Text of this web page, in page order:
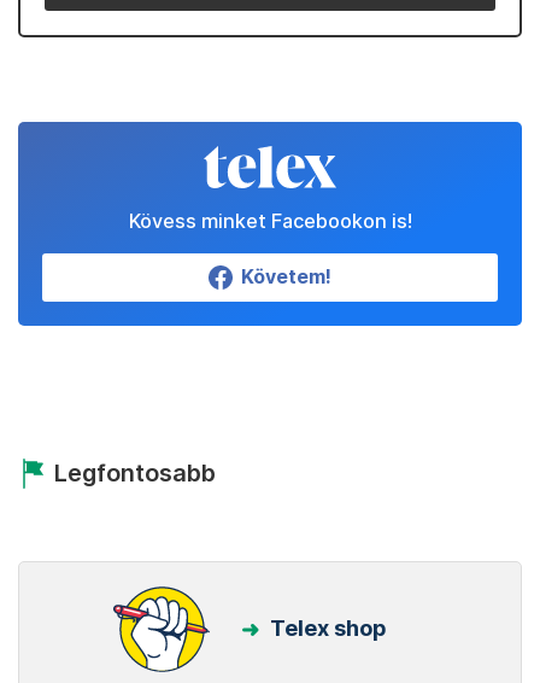
Kövess minket Facebookon is!
Követem!
Legfontosabb
Telex shop